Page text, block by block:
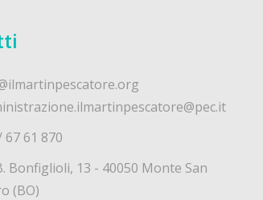
67 61 870
Bonfiglioli, 13 - 40050 Monte San
(BO)